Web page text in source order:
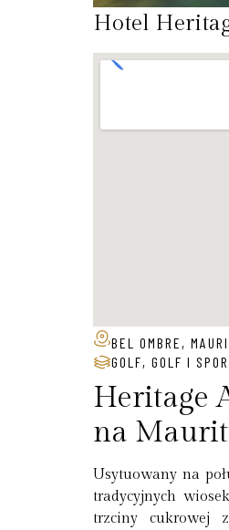
Hotel
BEL OMBRE,
GOLF, GOLF I
Heritage
na
Usytuowany na
tradycyjnych
trzciny cukrowej